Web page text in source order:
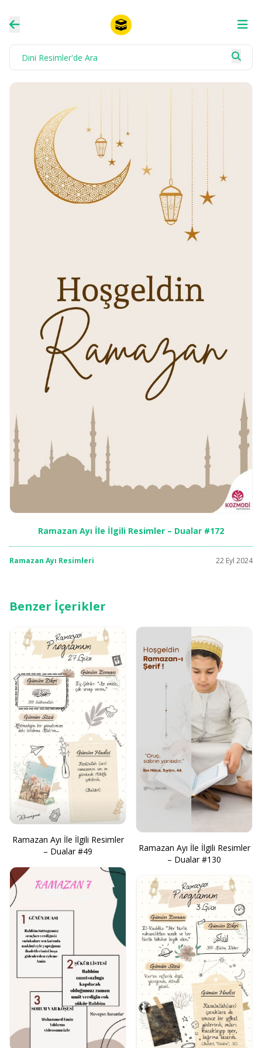
Ramazan Ayı İle İlgili Resimler – Dualar #172
Ramazan Ayı Resimleri 22 Eyl 2024
Benzer İçerikler
Ramazan Ayı İle İlgili Resimler
– Dualar #49
Ramazan Ayı İle İlgili Resimler
– Dualar #130